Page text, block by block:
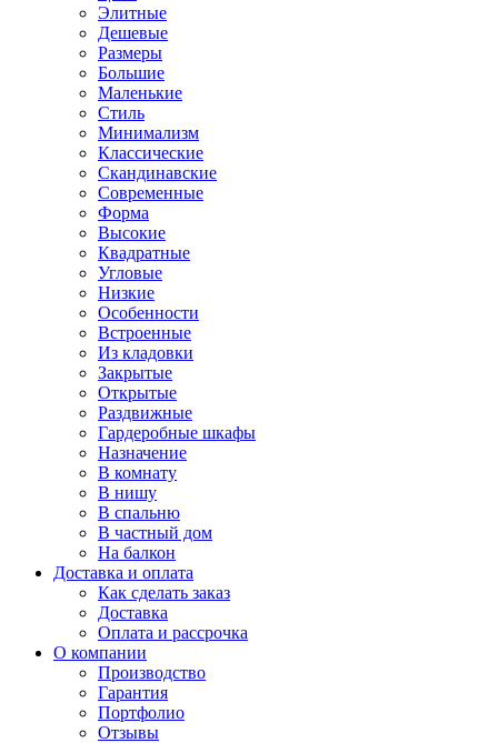
Элитные
Дешевые
Размеры
Большие
Маленькие
Стиль
Минимализм
Классические
Скандинавские
Современные
Форма
Высокие
Квадратные
Угловые
Низкие
Особенности
Встроенные
Из кладовки
Закрытые
Открытые
Раздвижные
Гардеробные шкафы
Назначение
В комнату
В нишу
В спальню
В частный дом
На балкон
Доставка и оплата
Как сделать заказ
Доставка
Оплата и рассрочка
О компании
Производство
Гарантия
Портфолио
Отзывы